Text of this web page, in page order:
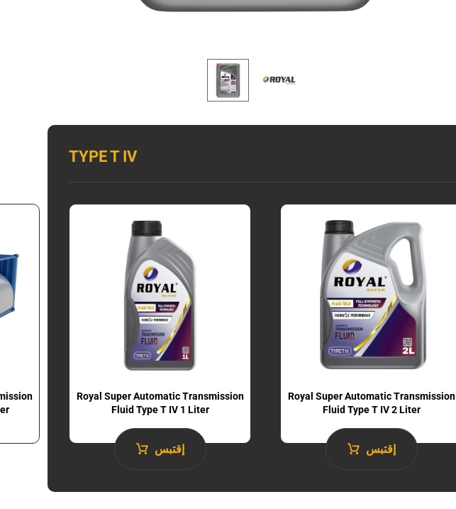
TYPE T IV
Royal Super Automatic Transmission
Fluid​ Type T IV 1 Liter
إقتبس
Royal Super Automatic Transmission
Fluid​ Type T IV 2 Liter
إقتبس